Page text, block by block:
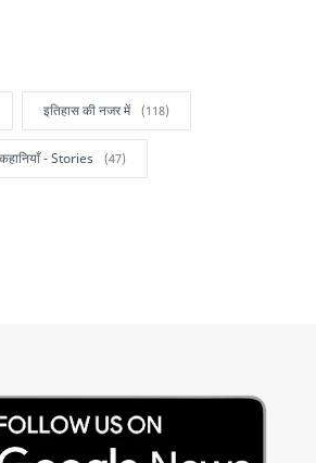
इतिहास की नजर में
कहानियाँ - Stories
International
Lifestyle